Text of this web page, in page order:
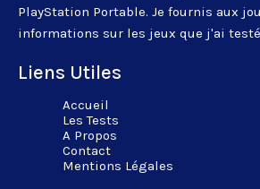
PlayStation Portable. Je fournis aux
informations sur les jeux que j'ai
Liens Utiles
Accueil
Les Tests
A Propos
Contact
Mentions Légales